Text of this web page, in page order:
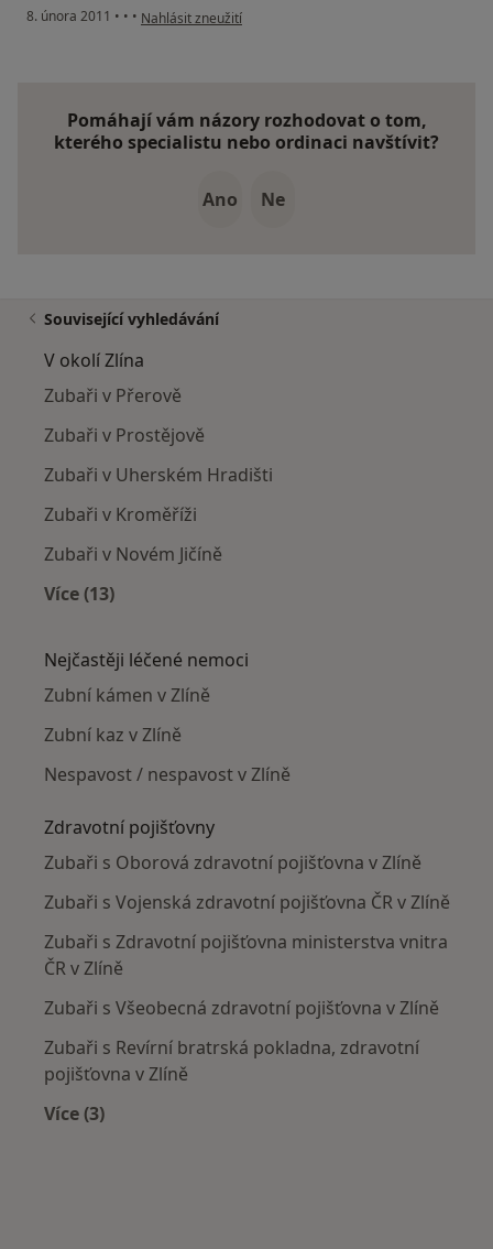
8. února 2011 • • • podle názoru uživatele Pacient
Nahlásit zneužití
Pomáhají vám názory rozhodovat o tom,
kterého specialistu nebo ordinaci navštívit?
Ano Ne
Související vyhledávání
V okolí Zlína
Zubaři v Přerově
Zubaři v Prostějově
Zubaři v Uherském Hradišti
Zubaři v Kroměříži
Zubaři v Novém Jičíně
Více (13)
Nejčastěji léčené nemoci
Zubní kámen v Zlíně
Zubní kaz v Zlíně
Nespavost / nespavost v Zlíně
Zdravotní pojišťovny
Zubaři s Oborová zdravotní pojišťovna v Zlíně
Zubaři s Vojenská zdravotní pojišťovna ČR v Zlíně
Zubaři s Zdravotní pojišťovna ministerstva vnitra
ČR v Zlíně
Zubaři s Všeobecná zdravotní pojišťovna v Zlíně
Zubaři s Revírní bratrská pokladna, zdravotní
pojišťovna v Zlíně
Více (3)